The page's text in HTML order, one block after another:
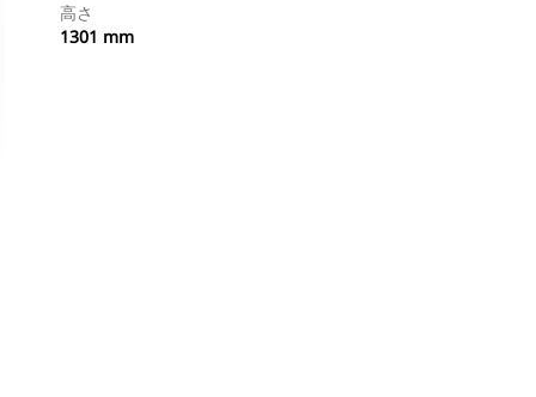
高さ
1301 mm